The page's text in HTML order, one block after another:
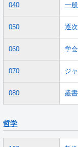
040 一
050 逐
060 学
070 ジ
080 叢
哲学